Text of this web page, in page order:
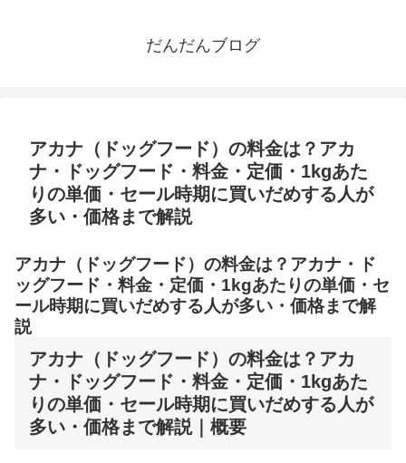
だんだんブログ
アカナ（ドッグフード）の料金は？アカ
ナ・ドッグフード・料金・定価・1kgあた
りの単価・セール時期に買いだめする人が
多い・価格まで解説
アカナ（ドッグフード）の料金は？アカナ・ド
ッグフード・料金・定価・1kgあたりの単価・セ
ール時期に買いだめする人が多い・価格まで解
説
アカナ（ドッグフード）の料金は？アカ
ナ・ドッグフード・料金・定価・1kgあた
りの単価・セール時期に買いだめする人が
多い・価格まで解説｜概要